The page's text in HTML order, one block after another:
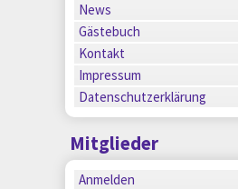
News
Gästebuch
Kontakt
Impressum
Datenschutzerklärung
Mitglieder
Anmelden